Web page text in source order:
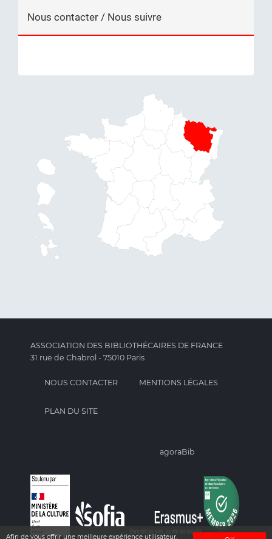
Afin de vous offrir une meilleure expérience utilisateur,
Nous contacter / Nous suivre
ASSOCIATION DES BIBLIOTHÉCAIRES DE FRANCE
31 rue de Chabrol - 75010 Paris
NOUS CONTACTER MENTIONS LÉGALES
PLAN DU SITE
agoraBib